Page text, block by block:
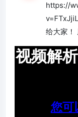
https://
给大家！